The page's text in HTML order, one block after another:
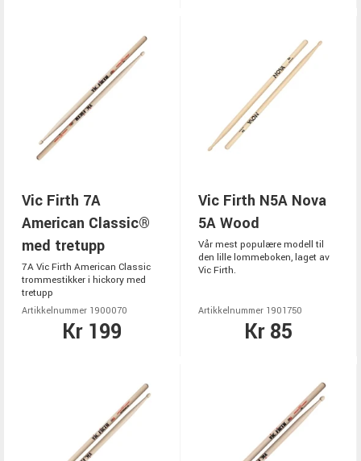
Vic Firth 7A
American Classic®
med tretupp
7A Vic Firth American Classic
trommestikker i hickory med
tretupp
Artikkelnummer 1900070
Kr 199
Vic Firth N5A Nova
5A Wood
Vår mest populære modell til
den lille lommeboken, laget av
Vic Firth.
Artikkelnummer 1901750
Kr 85